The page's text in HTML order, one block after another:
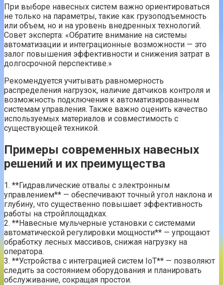
При выборе навесных систем важно ориентироваться
не только на параметры, такие как грузоподъемность
или объем, но и на уровень внедренных технологий.
Совет эксперта: «Обратите внимание на системы
автоматизации и интеграционные возможности — это
залог повышения эффективности и снижения затрат в
долгосрочной перспективе.»
Рекомендуется учитывать равномерность
распределения нагрузок, наличие датчиков контроля и
возможность подключения к автоматизированным
системам управления. Также важно оценить качество
используемых материалов и совместимость с
существующей техникой.
Примеры современных навесных
решений и их преимущества
1. **Гидравлические отвалы с электронным
управлением** — обеспечивают точный угол наклона и
глубину, что существенно повышает эффективность
работы на стройплощадках.
2. **Навесные мульчерные установки с системами
автоматической регулировки мощности** — упрощают
обработку лесных массивов, снижая нагрузку на
оператора.
3. **Устройства с интеграцией систем IoT** — позволяют
следить за состоянием оборудования и планировать
обслуживание, сокращая простои.